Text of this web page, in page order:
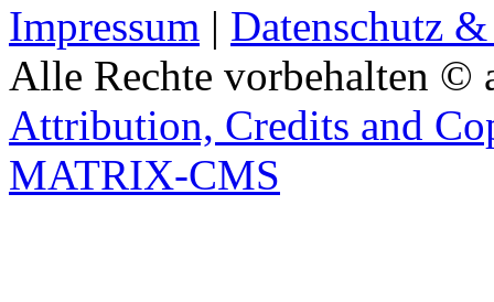
Impressum | Datenschutz
Alle Rechte vorbehalten ©
Attribution, Credits and
MATRIX-CMS